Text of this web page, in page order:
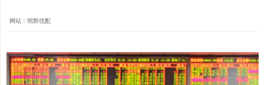
网站：明辉优配